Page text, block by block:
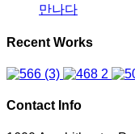
만나다
Recent Works
Contact Info